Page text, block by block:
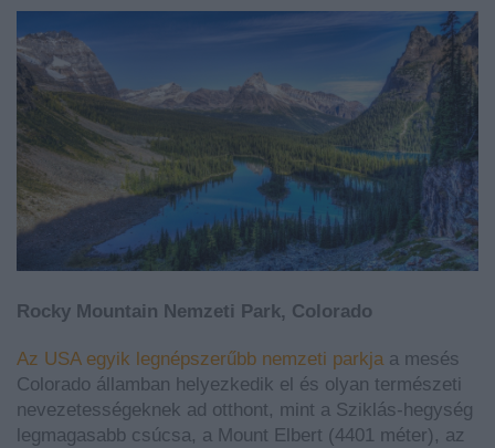
Rocky Mountain Nemzeti Park, Colorado
Az USA egyik legnépszerűbb nemzeti parkja a mesés
Colorado államban helyezkedik el és olyan természeti
nevezetességeknek ad otthont, mint a Sziklás-hegység
legmagasabb csúcsa, a Mount Elbert (4401 méter), az